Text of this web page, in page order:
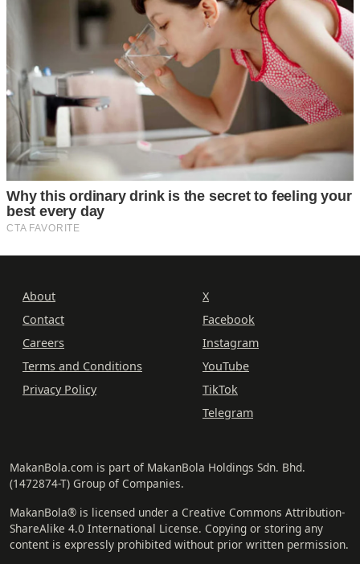
About
Contact
Careers
Terms and Conditions
Privacy Policy
X
Facebook
Instagram
YouTube
TikTok
Telegram
MakanBola.com is part of MakanBola Holdings Sdn. Bhd.
(1472874-T) Group of Companies.
MakanBola® is licensed under a Creative Commons Attribution-
ShareAlike 4.0 International License. Copying or storing any
content is expressly prohibited without prior written permission.